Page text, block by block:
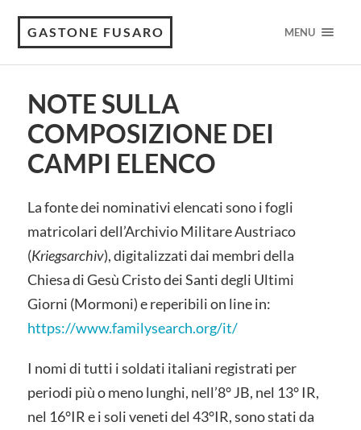
GASTONE FUSARO MENU
NOTE SULLA
COMPOSIZIONE DEI
CAMPI ELENCO
La fonte dei nominativi elencati sono i fogli
matricolari dell’Archivio Militare Austriaco
(Kriegsarchiv), digitalizzati dai membri della
Chiesa di Gesù Cristo dei Santi degli Ultimi
Giorni (Mormoni) e reperibili on line in:
https://www.familysearch.org/it/
I nomi di tutti i soldati italiani registrati per
periodi più o meno lunghi, nell’8° JB, nel 13° IR,
nel 16°IR e i soli veneti del 43°IR, sono stati da